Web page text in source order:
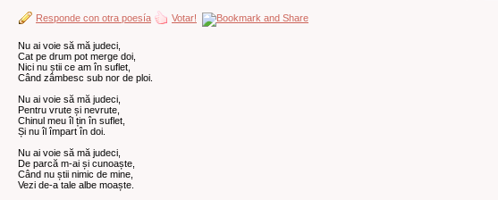
Responde con otra poesía Votar!
Nu ai voie să mă judeci,
Cat pe drum pot merge doi,
Nici nu știi ce am în suflet,
Când zâmbesc sub nor de ploi.
Nu ai voie să mă judeci,
Pentru vrute și nevrute,
Chinul meu îl țin în suflet,
Și nu îl împart în doi.
Nu ai voie să mă judeci,
De parcă m-ai și cunoaște,
Când nu știi nimic de mine,
Vezi de-a tale albe moaște.